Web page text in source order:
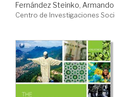
Fernández Steinko, Armando
Centro de Investigaciones